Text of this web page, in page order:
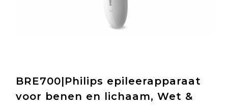
BRE700|Philips epileerapparaat
voor benen en lichaam, Wet &